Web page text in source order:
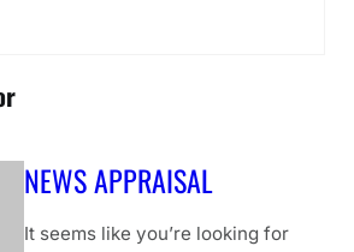
NEWS APPRAISAL
It seems like you’re looking for